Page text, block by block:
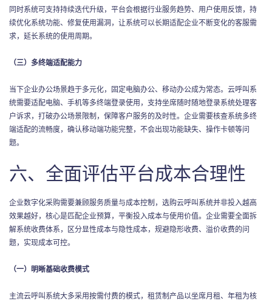
同时系统可支持持续迭代升级，平台会根据行业服务趋势、用户使用反馈，持
续优化系统功能、修复使用漏洞，让系统可以长期适配企业不断变化的客服需
求，延长系统的使用周期。
（三）多终端适配能力
当下企业办公场景趋于多元化，固定电脑办公、移动办公成为常态。云呼叫系
统需要适配电脑、手机等多终端登录使用，支持坐席随时随地登录系统处理客
户诉求，打破办公场景限制，保障客户服务的及时性。企业需要核查系统多终
端适配的流畅度，确认移动端功能完整，不会出现功能缺失、操作卡顿等问
题。
六、全面评估平台成本合理性
企业数字化采购需要兼顾服务质量与成本控制，选购云呼叫系统并非投入越高
效果越好，核心是匹配企业预算，平衡投入成本与使用价值。企业需要全面拆
解系统收费体系，区分显性成本与隐性成本，规避隐形收费、溢价收费的问
题，实现成本可控。
（一）明晰基础收费模式
主流云呼叫系统大多采用按需付费的模式，租赁制产品以坐席月租、年租为核